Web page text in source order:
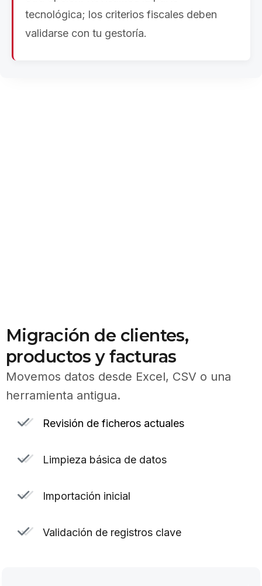
tecnológica; los criterios fiscales deben
validarse con tu gestoría.
Migración de clientes,
productos y facturas
Movemos datos desde Excel, CSV o una
herramienta antigua.
Revisión de ficheros actuales
Limpieza básica de datos
Importación inicial
Validación de registros clave